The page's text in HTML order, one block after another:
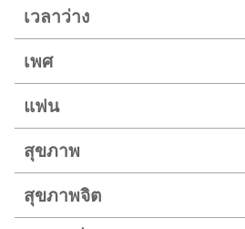
เวลาว่าง
เพศ
แฟน
สุขภาพ
สุขภาพจิต